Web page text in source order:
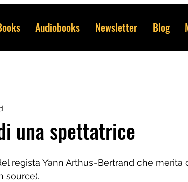
Audiobooks Newsletter Blog
una spettatrice
regista Yann Arthus-Bertrand che merita
source).